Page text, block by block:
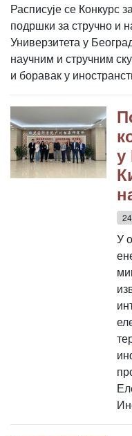
Расписује се Конкурс
подршки за стручно и
Универзитета у
научним и стручним
и боравак у
у
У